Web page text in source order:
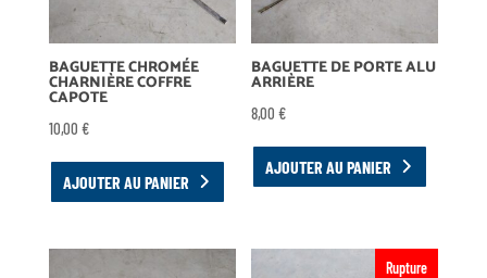
BAGUETTE CHROMÉE
CHARNIÈRE COFFRE
CAPOTE
10,00 €
AJOUTER AU PANIER
BAGUETTE DE PORTE ALU
ARRIÈRE
8,00€
AJOUTER AU PANIER
Rupture